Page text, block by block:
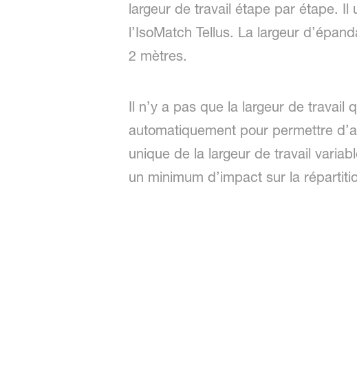
largeur de travail étape par étape. Il
l’IsoMatch Tellus. La largeur
2 mètres.
Il n’y a pas que la largeur de travail
automatiquement pour permettre
unique de la largeur de travail
un minimum d’impact sur la